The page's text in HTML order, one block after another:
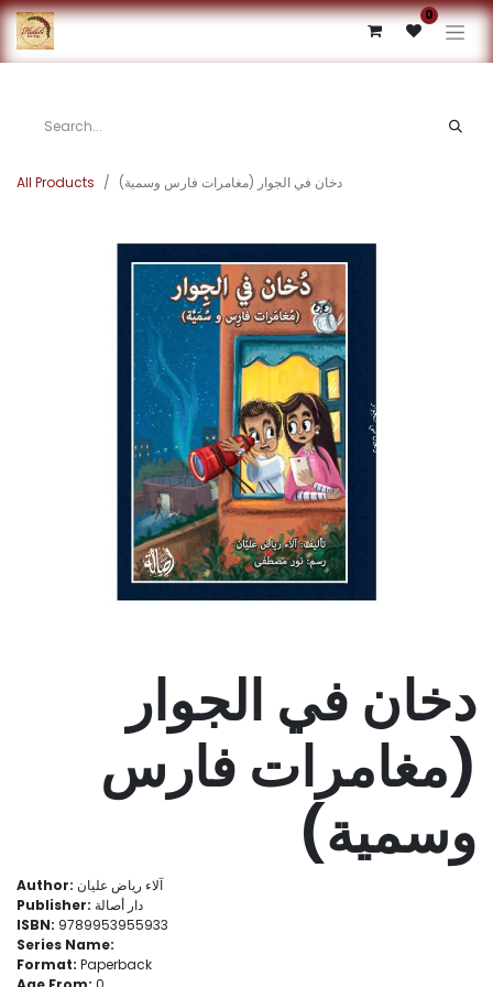
0
All Products دخان في الجوار (مغامرات فارس وسمية)
دخان في الجوار
(مغامرات فارس
وسمية)
Author: آلاء رياض عليان
Publisher: دار أصالة
ISBN: 9789953955933
Series Name:
Format: Paperback